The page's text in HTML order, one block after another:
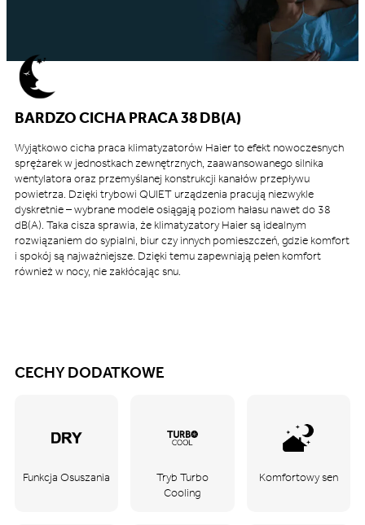
BARDZO CICHA PRACA 38 DB(A)
Wyjątkowo cicha praca klimatyzatorów Haier to efekt nowoczesnych
sprężarek w jednostkach zewnętrznych, zaawansowanego silnika
wentylatora oraz przemyślanej konstrukcji kanałów przepływu
powietrza. Dzięki trybowi QUIET urządzenia pracują niezwykle
dyskretnie – wybrane modele osiągają poziom hałasu nawet do 38
dB(A). Taka cisza sprawia, że klimatyzatory Haier są idealnym
rozwiązaniem do sypialni, biur czy innych pomieszczeń, gdzie komfort
i spokój są najważniejsze. Dzięki temu zapewniają pełen komfort
również w nocy, nie zakłócając snu.
CECHY DODATKOWE
Funkcja Osuszania
Tryb Turbo
Cooling
Komfortowy sen